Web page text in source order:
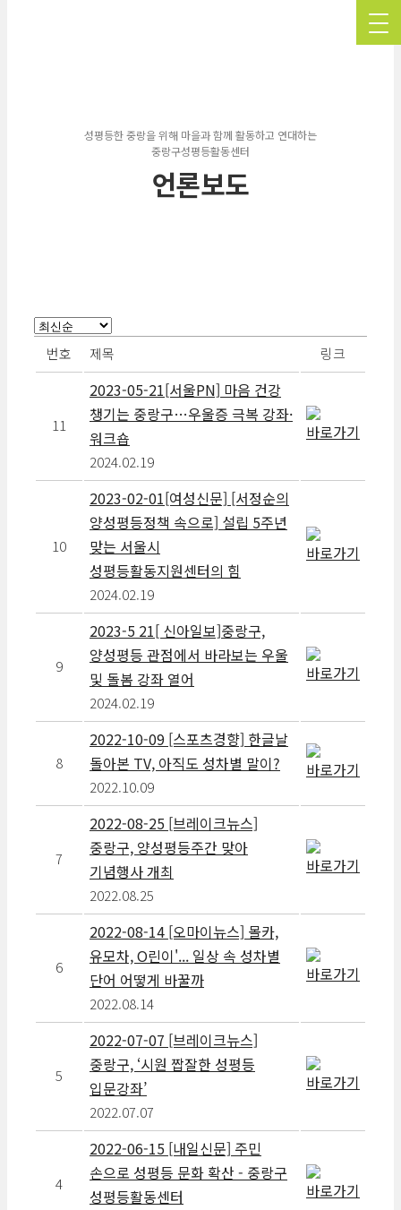
성평등한 중랑을 위해 마을과 함께 활동하고 연대하는
중랑구성평등활동센터
언론보도
번호 제목 링크
11
2023-05-21[서울PN] 마음 건강
챙기는 중랑구…우울증 극복 강좌·
워크숍
2024.02.19
10
2023-02-01[여성신문] [서정순의
양성평등정책 속으로] 설립 5주년
맞는 서울시
성평등활동지원센터의 힘
2024.02.19
9
2023-5 21[ 신아일보]중랑구,
양성평등 관점에서 바라보는 우울
및 돌봄 강좌 열어
2024.02.19
8
2022-10-09 [스포츠경향] 한글날
돌아본 TV, 아직도 성차별 말이?
2022.10.09
7
2022-08-25 [브레이크뉴스]
중랑구, 양성평등주간 맞아
기념행사 개최
2022.08.25
6
2022-08-14 [오마이뉴스] 몰카,
유모차, O린이'... 일상 속 성차별
단어 어떻게 바꿀까
2022.08.14
5
2022-07-07 [브레이크뉴스]
중랑구, ‘시원 짭잘한 성평등
입문강좌’
2022.07.07
4
2022-06-15 [내일신문] 주민
손으로 성평등 문화 확산 - 중랑구
성평등활동센터